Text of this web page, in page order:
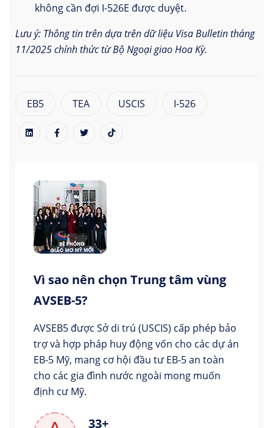
không cần đợi I-526E được duyệt.
Lưu ý: Thông tin trên dựa trên dữ liệu Visa Bulletin tháng
11/2025 chính thức từ Bộ Ngoại giao Hoa Kỳ.
EB5 TEA USCIS I-526
Vì sao nên chọn Trung tâm vùng
AVSEB-5?
AVSEB5 được Sở di trú (USCIS) cấp phép bảo
trợ và hợp pháp huy động vốn cho các dự án
EB-5 Mỹ, mang cơ hội đầu tư EB-5 an toàn
cho các gia đình nước ngoài mong muốn
định cư Mỹ.
33+